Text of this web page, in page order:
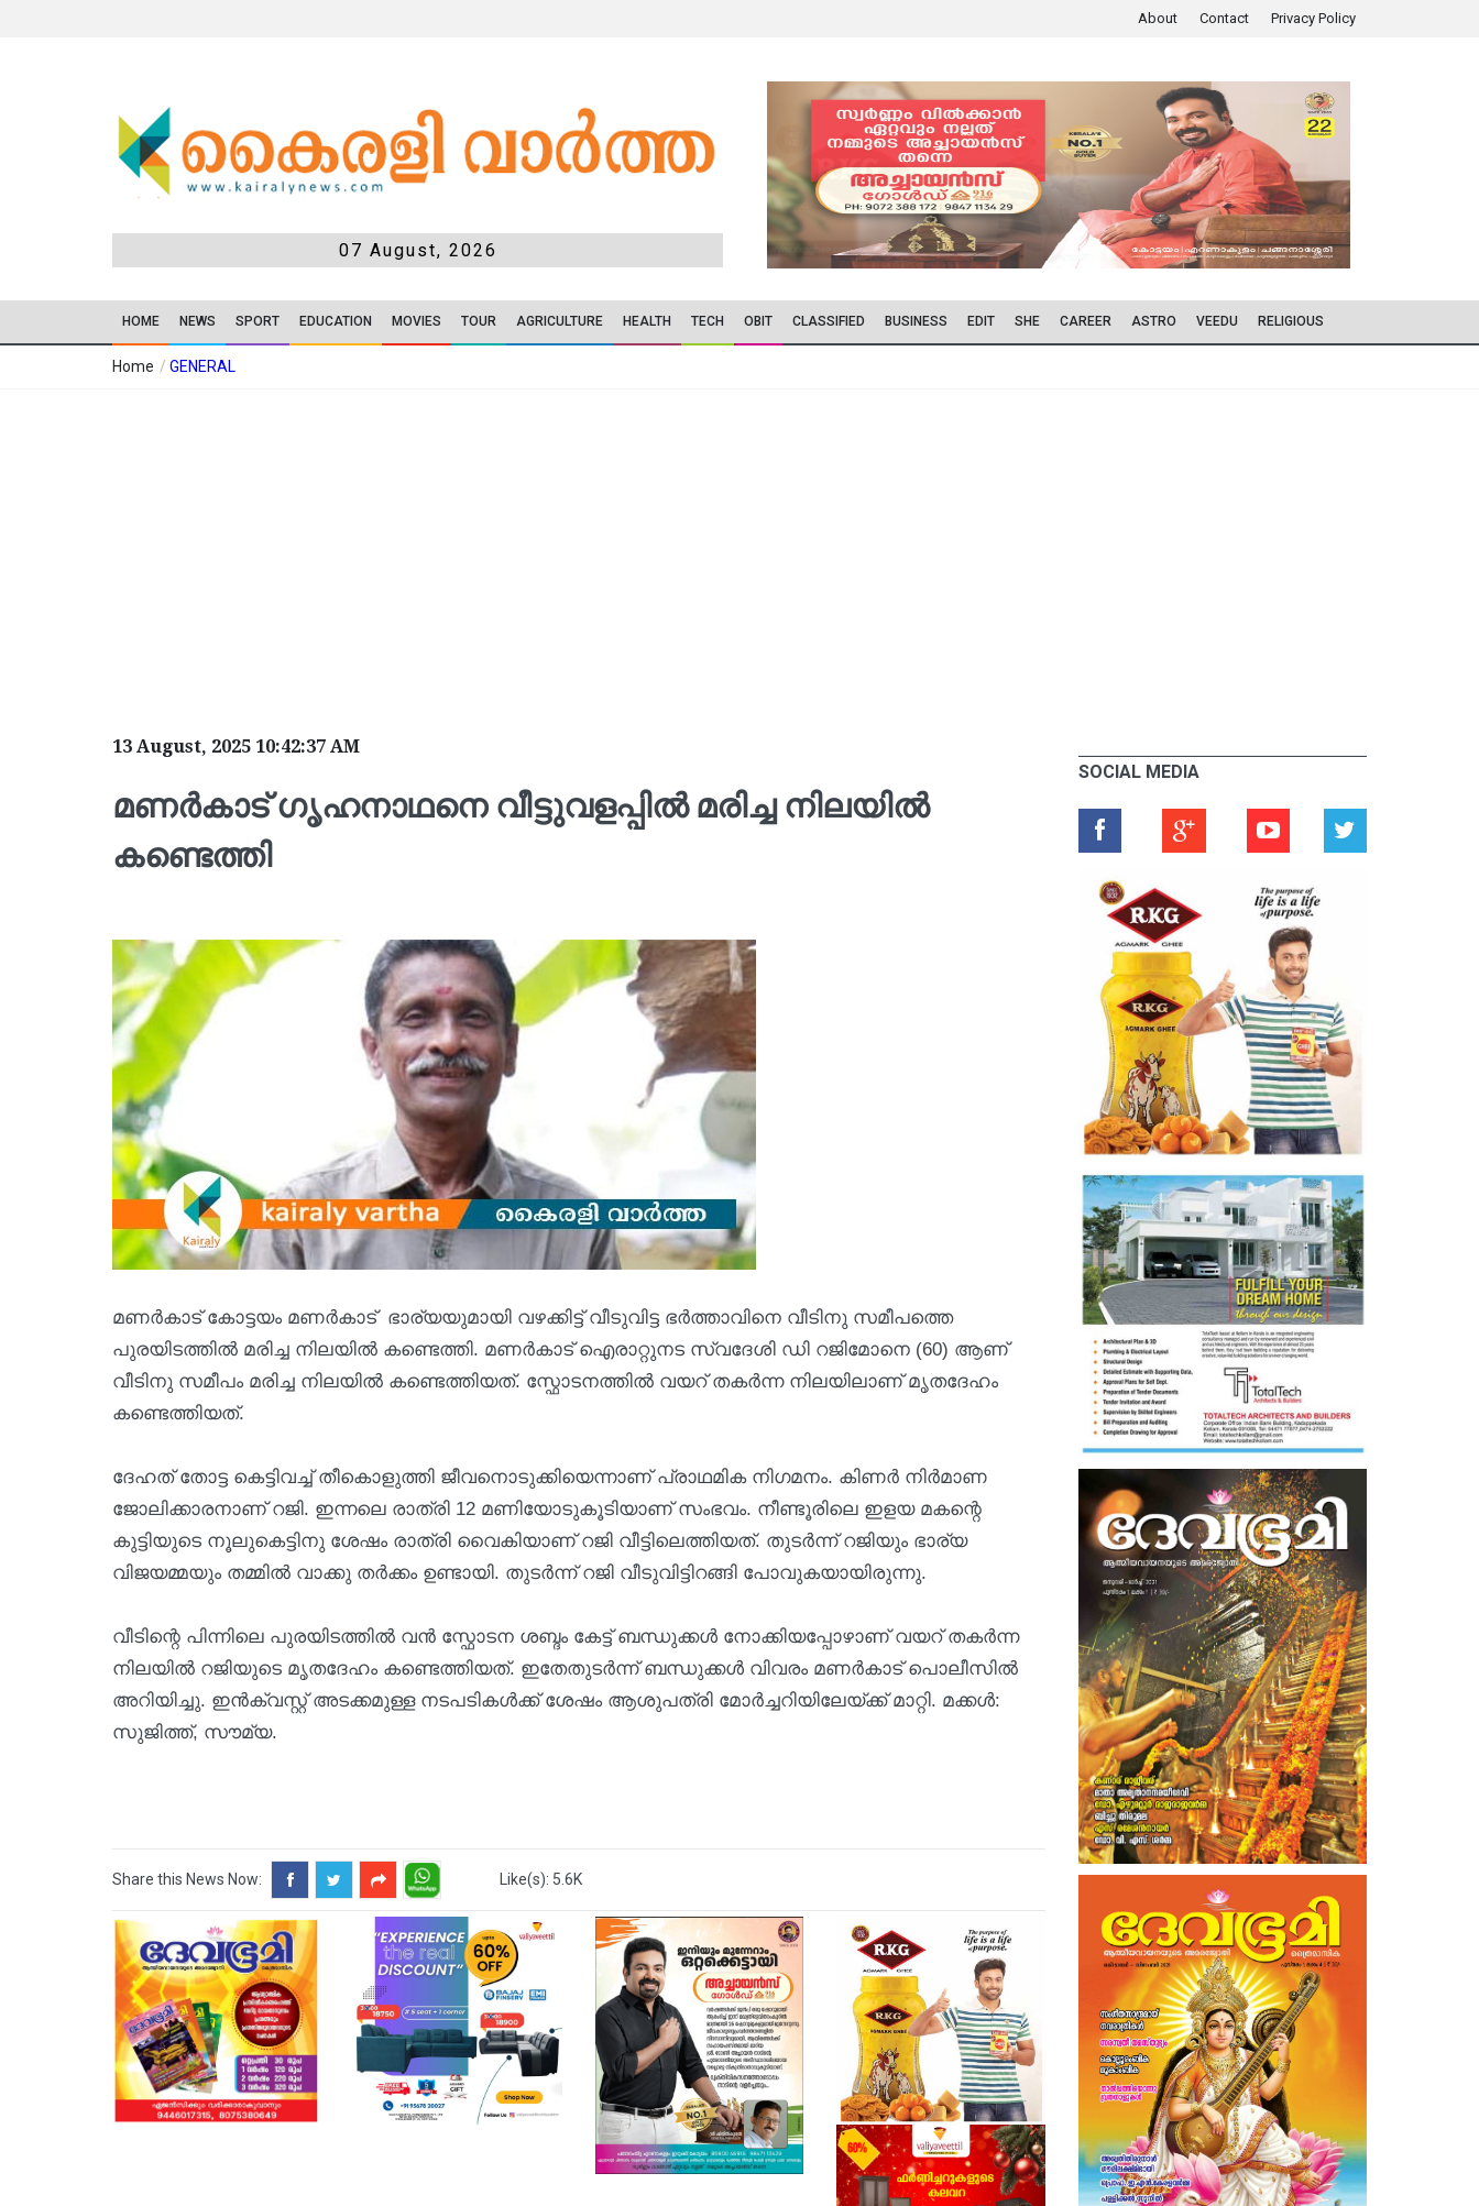
About Contact Privacy Policy
07 August, 2026
HOME NEWS SPORT EDUCATION MOVIES TOUR AGRICULTURE HEALTH TECH OBIT CLASSIFIED BUSINESS EDIT SHE CAREER ASTRO VEEDU RELIGIOUS
Home / GENERAL
13 August, 2025 10:42:37 AM
മണർകാട് ഗൃഹനാഥനെ വീട്ടുവളപ്പിൽ മരിച്ച നിലയിൽ
കണ്ടെത്തി
മണർകാട് കോട്ടയം മണർകാട് ഭാര്യയുമായി വഴക്കിട്ട് വീടുവിട്ട ഭർത്താവിനെ വീടിനു സമീപത്തെ
പുരയിടത്തിൽ മരിച്ച നിലയിൽ കണ്ടെത്തി. മണർകാട് ഐരാറ്റുനട സ്വദേശി ഡി റജിമോനെ (60) ആണ്
വീടിനു സമീപം മരിച്ച നിലയിൽ കണ്ടെത്തിയത്. സ്ഫോടനത്തിൽ വയറ് തകർന്ന നിലയിലാണ് മൃതദേഹം
കണ്ടെത്തിയത്.
ദേഹത് തോട്ട കെട്ടിവച്ച് തീകൊളുത്തി ജീവനൊടുക്കിയെന്നാണ് പ്രാഥമിക നിഗമനം. കിണർ നിർമാണ
ജോലിക്കാരനാണ് റജി. ഇന്നലെ രാത്രി 12 മണിയോടുകൂടിയാണ് സംഭവം. നീണ്ടൂരിലെ ഇളയ മകന്റെ
കുട്ടിയുടെ നൂലുകെട്ടിനു ശേഷം രാത്രി വൈകിയാണ് റജി വീട്ടിലെത്തിയത്. തുടർന്ന് റജിയും ഭാര്യ
വിജയമ്മയും തമ്മിൽ വാക്കു തർക്കം ഉണ്ടായി. തുടർന്ന് റജി വീടുവിട്ടിറങ്ങി പോവുകയായിരുന്നു.
വീടിന്റെ പിന്നിലെ പുരയിടത്തിൽ വൻ സ്ഫോടന ശബ്ദം കേട്ട് ബന്ധുക്കൾ നോക്കിയപ്പോഴാണ് വയറ് തകർന്ന
നിലയിൽ റജിയുടെ മൃതദേഹം കണ്ടെത്തിയത്. ഇതേതുടർന്ന് ബന്ധുക്കൾ വിവരം മണർകാട് പൊലീസിൽ
അറിയിച്ചു. ഇൻക്വസ്റ്റ് അടക്കമുള്ള നടപടികൾക്ക് ശേഷം ആശുപത്രി മോർച്ചറിയിലേയ്ക്ക് മാറ്റി. മക്കൾ:
സുജിത്ത്, സൗമ്യ.
Share this News Now: Like(s): 5.6K
SOCIAL MEDIA